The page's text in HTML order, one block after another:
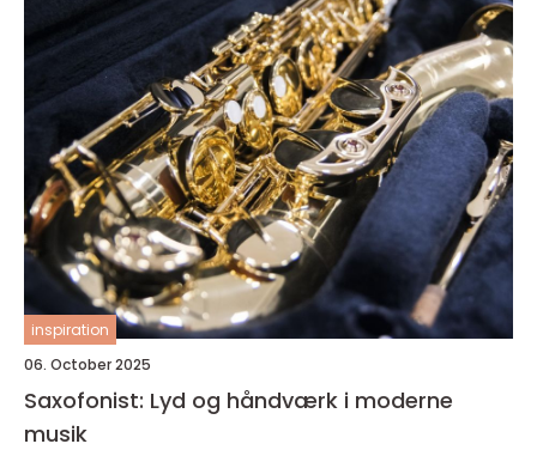
inspiration
06. October 2025
Saxofonist: Lyd og håndværk i moderne
musik